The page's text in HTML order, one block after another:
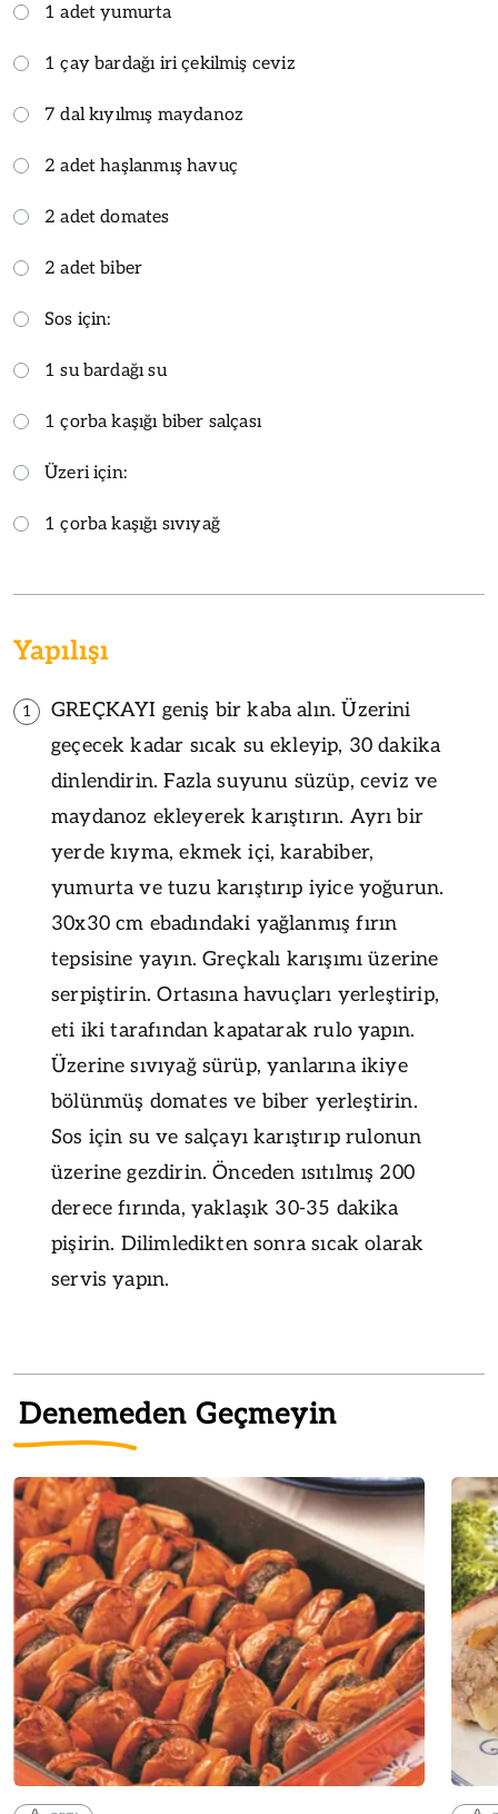
1 adet yumurta
1 çay bardağı iri çekilmiş ceviz
7 dal kıyılmış maydanoz
2 adet haşlanmış havuç
2 adet domates
2 adet biber
Sos için:
1 su bardağı su
1 çorba kaşığı biber salçası
Üzeri için:
1 çorba kaşığı sıvıyağ
Yapılışı
1
GREÇKAYI geniş bir kaba alın. Üzerini
geçecek kadar sıcak su ekleyip, 30 dakika
dinlendirin. Fazla suyunu süzüp, ceviz ve
maydanoz ekleyerek karıştırın. Ayrı bir
yerde kıyma, ekmek içi, karabiber,
yumurta ve tuzu karıştırıp iyice yoğurun.
30x30 cm ebadındaki yağlanmış fırın
tepsisine yayın. Greçkalı karışımı üzerine
serpiştirin. Ortasına havuçları yerleştirip,
eti iki tarafından kapatarak rulo yapın.
Üzerine sıvıyağ sürüp, yanlarına ikiye
bölünmüş domates ve biber yerleştirin.
Sos için su ve salçayı karıştırıp rulonun
üzerine gezdirin. Önceden ısıtılmış 200
derece fırında, yaklaşık 30-35 dakika
pişirin. Dilimledikten sonra sıcak olarak
servis yapın.
Denemeden Geçmeyin